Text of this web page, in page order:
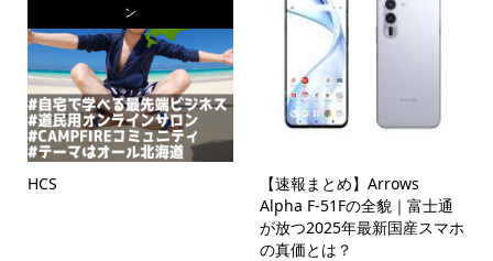
ン
HCS
【速報まとめ】Arrows
Alpha F‑51Fの全貌｜富士通
が放つ2025年最新国産スマホ
の真価とは？